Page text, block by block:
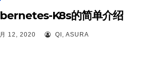
K8s的简单介绍
12, 2020 QI, ASURA